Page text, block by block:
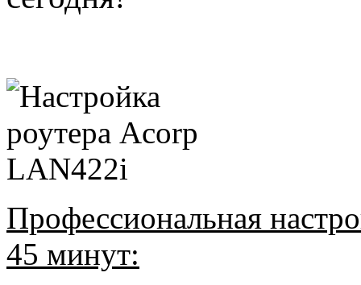
Профессиональная
45 минут: